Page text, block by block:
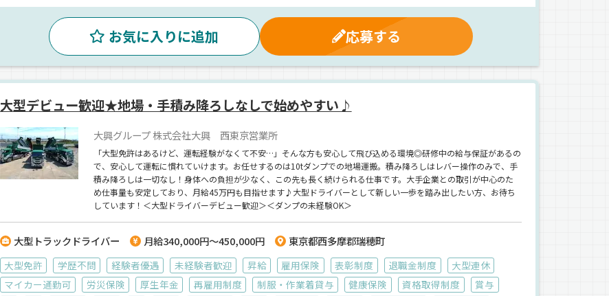
お気に入りに追加 応募する
大型デビュー歓迎★地場・手積み降ろしなしで始めやすい♪
大興グループ 株式会社大興 西東京営業所
「大型免許はあるけど、運転経験がなくて不安…」そんな方も安心して飛び込める環境◎研修中の給与保証があるの
で、安心して運転に慣れていけます。お任せするのは10tダンプでの地場運搬。積み降ろしはレバー操作のみで、手
積み降ろしは一切なし！身体への負担が少なく、この先も長く続けられる仕事です。大手企業との取引が中心のた
め仕事量も安定しており、月給45万円も目指せます♪大型ドライバーとして新しい一歩を踏み出したい方、お待ち
しています！＜大型ドライバーデビュー歓迎＞＜ダンプの未経験OK＞
大型トラックドライバー 月給340,000円～450,000円 東京都西多摩郡瑞穂町
大型免許 学歴不問 経験者優遇 未経験者歓迎 昇給 雇用保険 表彰制度 退職金制度
大型連休
マイカー通勤可
労災保険 厚生年金 再雇用制度 制服・作業着貸与 健康保険 資格取得制度
賞与